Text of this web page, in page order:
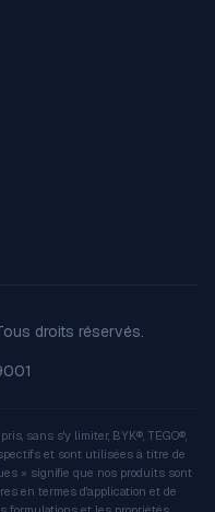
droits réservés.
sans s'y limiter, BYK®, TEGO®,
et sont utilisées à titre de
» signifie que nos produits sont
en termes d'application et de